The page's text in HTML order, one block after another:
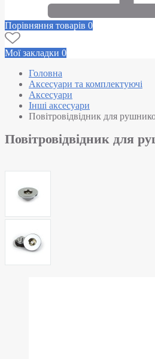
Порівняння товарів 0
Мої закладки 0
Головна
Аксесуари та комплектуючі
Аксесуари
Інші аксесуари
Повітровідвідник для
Повітровідвідник для